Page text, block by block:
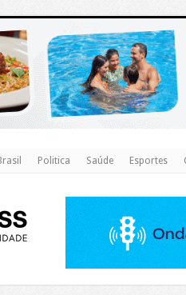
Politica Saúde Esportes